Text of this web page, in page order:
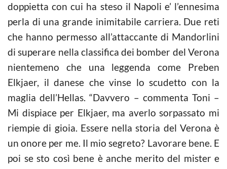
doppietta con cui ha steso il Napoli e’ l’ennesima
perla di una grande inimitabile carriera. Due reti
che hanno permesso all’attaccante di Mandorlini
di superare nella classifica dei bomber del Verona
nientemeno che una leggenda come Preben
Elkjaer, il danese che vinse lo scudetto con la
maglia dell’Hellas. “Davvero – commenta Toni –
Mi dispiace per Elkjaer, ma averlo sorpassato mi
riempie di gioia. Essere nella storia del Verona è
un onore per me. Il mio segreto? Lavorare bene. E
poi se sto così bene è anche merito del mister e